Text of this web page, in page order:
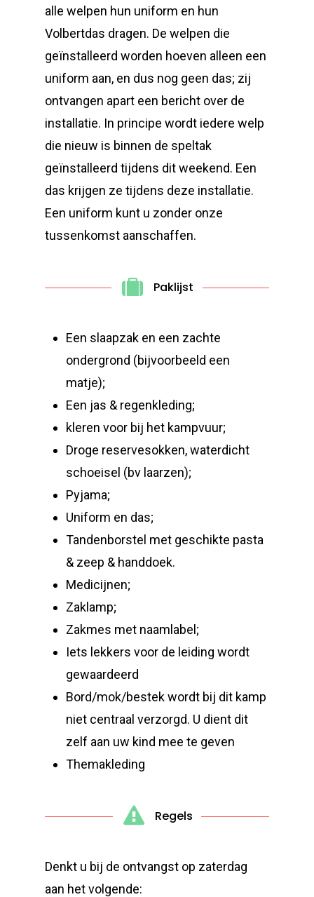
alle welpen hun uniform en hun
Volbertdas dragen. De welpen die
geïnstalleerd worden hoeven alleen een
uniform aan, en dus nog geen das; zij
ontvangen apart een bericht over de
installatie. In principe wordt iedere welp
die nieuw is binnen de speltak
geïnstalleerd tijdens dit weekend. Een
das krijgen ze tijdens deze installatie.
Een uniform kunt u zonder onze
tussenkomst aanschaffen.
Paklijst
Een slaapzak en een zachte
ondergrond (bijvoorbeeld een
matje);
Een jas & regenkleding;
kleren voor bij het kampvuur;
Droge reservesokken, waterdicht
schoeisel (bv laarzen);
Pyjama;
Uniform en das;
Tandenborstel met geschikte pasta
& zeep & handdoek.
Medicijnen;
Zaklamp;
Zakmes met naamlabel;
Iets lekkers voor de leiding wordt
gewaardeerd
Bord/mok/bestek wordt bij dit kamp
niet centraal verzorgd. U dient dit
zelf aan uw kind mee te geven
Themakleding
Regels
Denkt u bij de ontvangst op zaterdag
aan het volgende: